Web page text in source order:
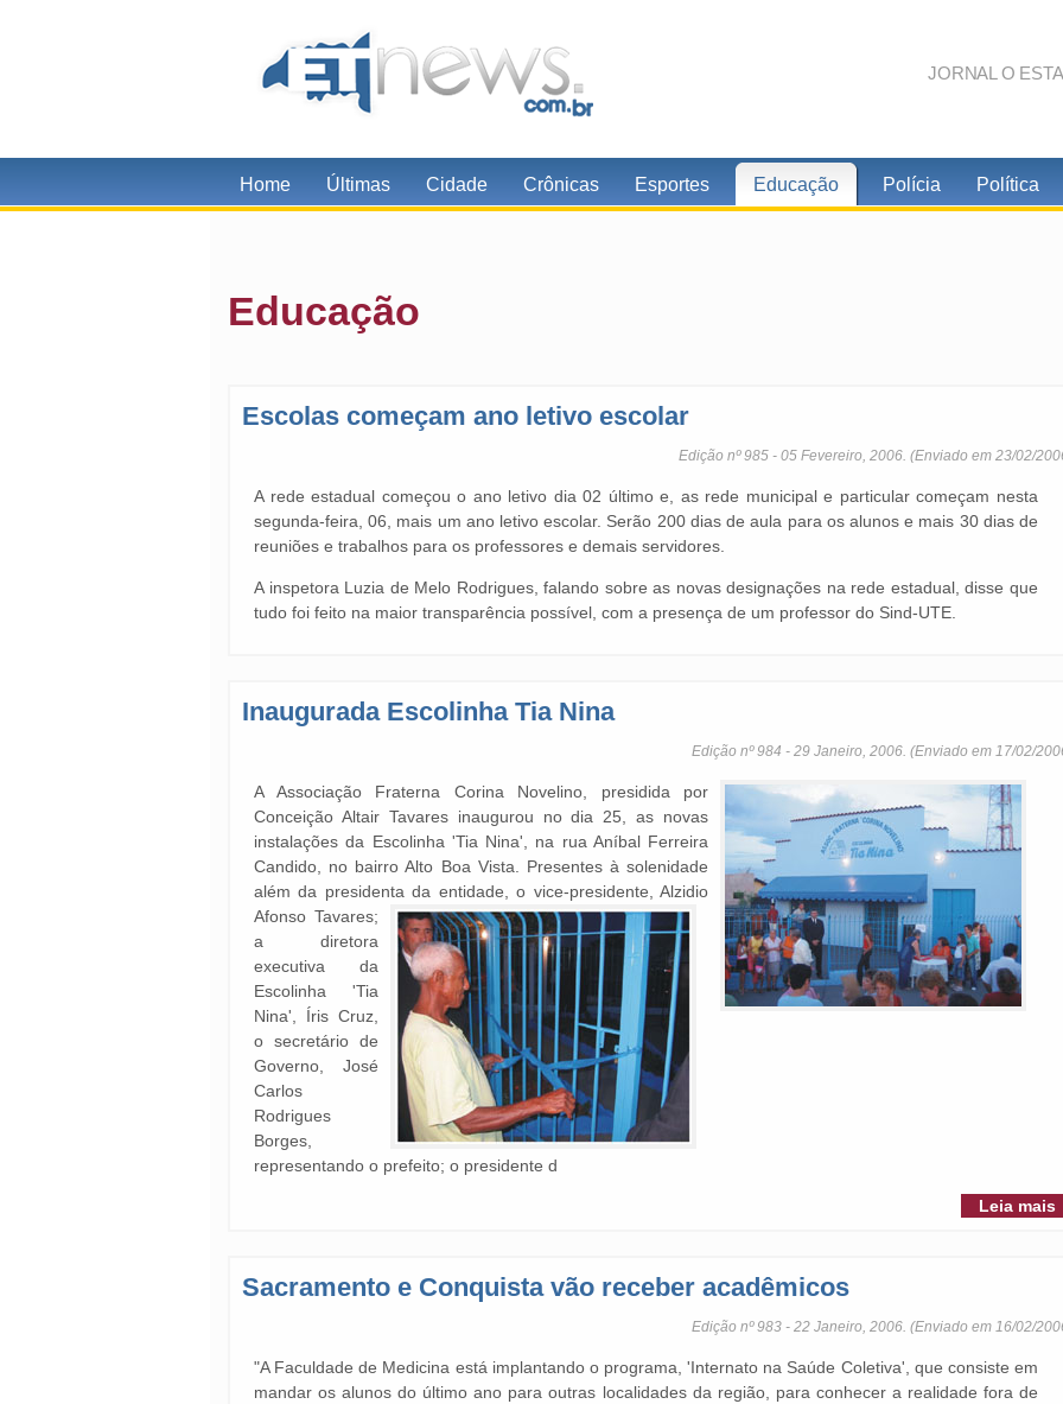
JORNAL O
Home Últimas Cidade Crônicas Esportes Educação Polícia Política
Educação
Escolas começam ano letivo escolar
Edição nº 985 - 05 Fevereiro, 2006. (Enviado em 23/02/
A rede estadual começou o ano letivo dia 02 último e, as rede municipal e particular começam nesta
segunda-feira, 06, mais um ano letivo escolar. Serão 200 dias de aula para os alunos e mais 30 dias de
reuniões e trabalhos para os professores e demais servidores.
A inspetora Luzia de Melo Rodrigues, falando sobre as novas designações na rede estadual, disse que
tudo foi feito na maior transparência possível, com a presença de um professor do Sind-UTE.
Inaugurada Escolinha Tia Nina
Edição nº 984 - 29 Janeiro, 2006. (Enviado em 17/02/
A Associação Fraterna Corina Novelino, presidida por
Conceição Altair Tavares inaugurou no dia 25, as novas
instalações da Escolinha 'Tia Nina', na rua Aníbal Ferreira
Candido, no bairro Alto Boa Vista. Presentes à solenidade
além da presidenta da entidade, o vice-presidente, Alzidio
Afonso Tavares;
a diretora
executiva da
Escolinha 'Tia
Nina', Íris Cruz,
o secretário de
Governo, José
Carlos
Rodrigues
Borges,
representando o prefeito; o presidente d
Leia mais
Sacramento e Conquista vão receber acadêmicos
Edição nº 983 - 22 Janeiro, 2006. (Enviado em 16/02/
"A Faculdade de Medicina está implantando o programa, 'Internato na Saúde Coletiva', que consiste em
mandar os alunos do último ano para outras localidades da região, para conhecer a realidade fora de